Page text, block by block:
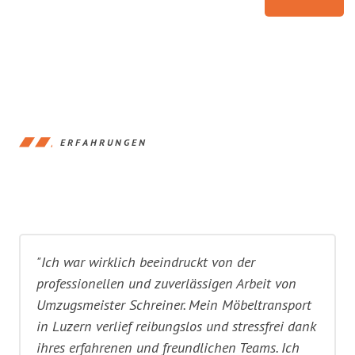
ERFAHRUNGEN
"Ich war wirklich beeindruckt von der
professionellen und zuverlässigen Arbeit von
Umzugsmeister Schreiner. Mein Möbeltransport
in Luzern verlief reibungslos und stressfrei dank
ihres erfahrenen und freundlichen Teams. Ich